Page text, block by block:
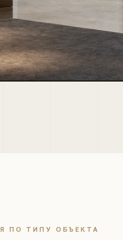
ПО ТИПУ ОБЪЕКТА